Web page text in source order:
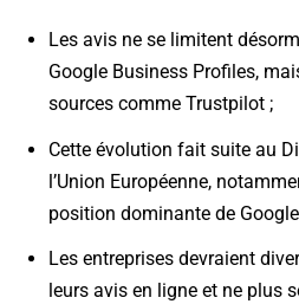
Les avis ne se limitent
Google Business Profiles,
sources comme Trustpilot ;
Cette évolution fait suite au
l’Union Européenne,
position dominante de
Les entreprises devraient
leurs avis en ligne et ne plus